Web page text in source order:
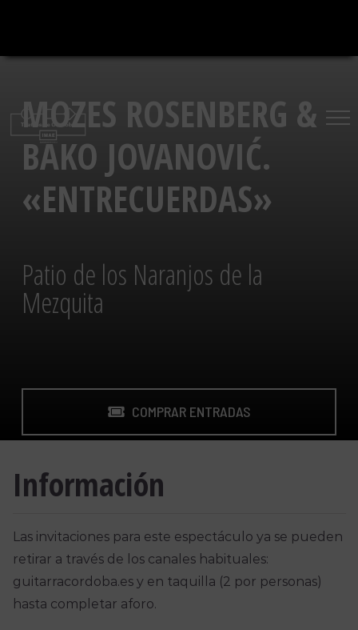
contenido
MOZES ROSENBERG &
BAKO JOVANOVIĆ.
«ENTRECUERDAS»
Patio de los Naranjos de la
Mezquita
COMPRAR ENTRADAS
Información
Las invitaciones para este espectáculo ya se pueden
retirar a través de los canales habituales:
guitarracordoba.es y en taquilla (2 por personas)
hasta completar aforo.